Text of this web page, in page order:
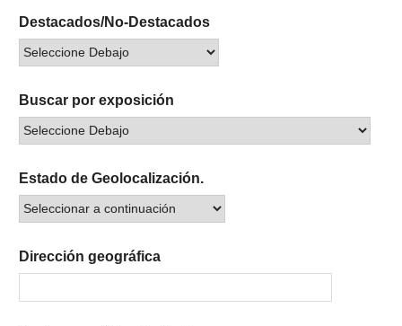
Destacados/No-Destacados
Buscar por exposición
Estado de Geolocalización.
Dirección geográfica